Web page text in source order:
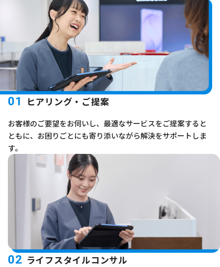
01 ヒアリング・ご提案
お客様のご要望をお伺いし、最適なサービスをご提案すると
ともに、お困りごとにも寄り添いながら解決をサポートしま
す。
02 ライフスタイルコンサル